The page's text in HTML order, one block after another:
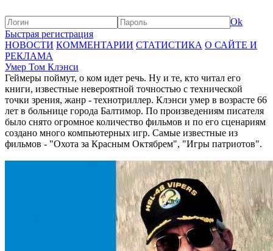
Ok
Быстрая регистрация
НОВОСТИ КОММЕНТАРИИ СТАТИСТИКА О САЙТЕ И
РЕКЛАМА
Умер Том Клэнси
Геймеры поймут, о ком идет речь. Ну и те, кто читал его
книги, известные невероятной точностью с технической
точки зрения, жанр - технотриллер. Клэнси умер в возрасте 66
лет в больнице города Балтимор. По произведениям писателя
было снято огромное количество фильмов и по его сценариям
создано много компьютерных игр. Самые известные из
фильмов - "Охота за Красным Октябрем", "Игры патриотов".